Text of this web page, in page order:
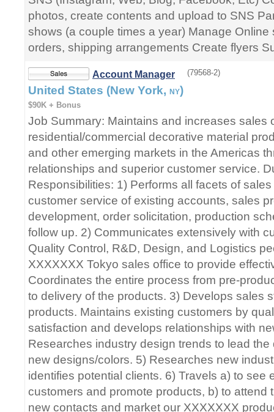
photos, create contents and upload to SNS
shows (a couple times a year) Manage Online
orders, shipping arrangements Create flyers
Account Manager (79568-2)
United States (New York, NY)
$90K + Bonus
Job Summary: Maintains and increases sales
residential/commercial decorative material
and other emerging markets in the Americas
relationships and superior customer service.
Responsibilities: 1) Performs all facets of
customer service of existing accounts, sales
development, order solicitation, production
follow up. 2) Communicates extensively with
Quality Control, R&D, Design, and Logistics
XXXXXXX Tokyo sales office to provide
Coordinates the entire process from pre-
to delivery of the products. 3) Develops sales
products. Maintains existing customers by
satisfaction and develops relationships with
Researches industry design trends to lead
new designs/colors. 5) Researches new
identifies potential clients. 6) Travels a) to see
customers and promote products, b) to attend
new contacts and market our XXXXXXX